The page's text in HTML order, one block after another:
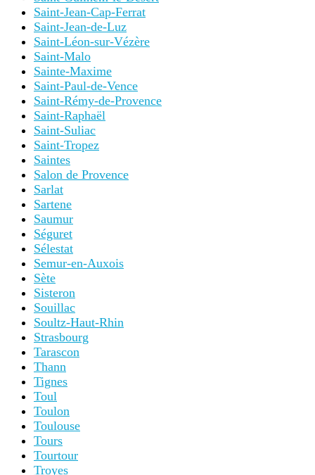
Saint-Jean-Cap-Ferrat
Saint-Jean-de-Luz
Saint-Léon-sur-Vézère
Saint-Malo
Sainte-Maxime
Saint-Paul-de-Vence
Saint-Rémy-de-Provence
Saint-Raphaël
Saint-Suliac
Saint-Tropez
Saintes
Salon de Provence
Sarlat
Sartene
Saumur
Séguret
Sélestat
Semur-en-Auxois
Sète
Sisteron
Souillac
Soultz-Haut-Rhin
Strasbourg
Tarascon
Thann
Tignes
Toul
Toulon
Toulouse
Tours
Tourtour
Troyes